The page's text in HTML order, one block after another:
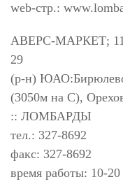
web-стр.:
АВЕРС-МАРКЕТ;
29
(р-н)
(3050м на С),
:: ЛОМБАРДЫ
тел.: 327-8692
факс: 327-8692
время работы: 10-20